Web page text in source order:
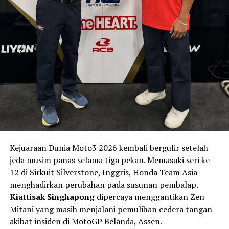
UP NEXT
Final Matapanah Cup Race Kediri Siap Digelar, Regulasi
2025 Tetap Jadi Acuan
DON'T MISS
Fabio Quartararo Resmi Tinggalkan Yamaha, Honda Jadi
Pelabuhan Baru di MotoGP 2027
Kejuaraan Dunia Moto3 2026 kembali bergulir setelah
jeda musim panas selama tiga pekan. Memasuki seri ke-
12 di Sirkuit Silverstone, Inggris, Honda Team Asia
menghadirkan perubahan pada susunan pembalap.
Kiattisak Singhapongdipercaya menggantikan Zen
Mitani yang masih menjalani pemulihan cedera tangan
akibat insiden di MotoGP Belanda, Assen.